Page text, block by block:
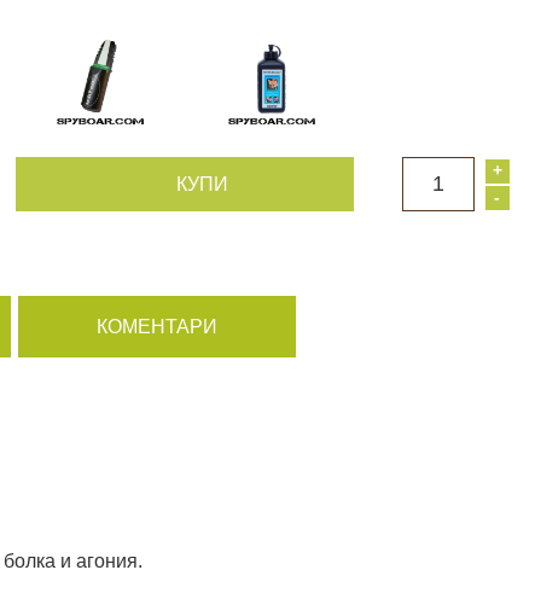
КУПИ 1
-
+
КОМЕНТАРИ
и агония.